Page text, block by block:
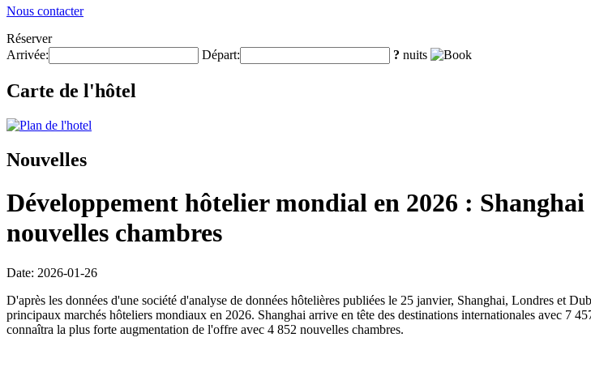
Nous contacter
Réserver
Arrivée:
Départ: ? nuits
Carte de l'hôtel
Nouvelles
Développement hôtelier mondial en 2026 : Shanghai
nouvelles chambres
Date: 2026-01-26
D'après les données d'une société d'analyse de données hôtelières publiées le 25 janvier, Shanghai, Londres et
principaux marchés hôteliers mondiaux en 2026. Shanghai arrive en tête des destinations internationales avec 7
connaîtra la plus forte augmentation de l'offre avec 4 852 nouvelles chambres.